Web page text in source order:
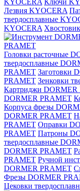
KYOCERA Ключи
Лезвия KYOCERA
твердосплавные
KYOCERA
PRAMET
Головки расточные
твердосплавные
PRAMET Заготовки
PRAMET Зенковки
Картриджи DORMER
DORMER PRAMET
Корпуса фрезы
DORMER PRAMET
PRAMET Оправки
PRAMET Патроны
твердосплавные
DORMER PRAMET
PRAMET Ручной
DORMER PRAMET
Фрезы DORMER
Цековки